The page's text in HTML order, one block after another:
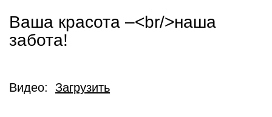
Ваша красота –<br/>наша
забота!
Видео: Загрузить